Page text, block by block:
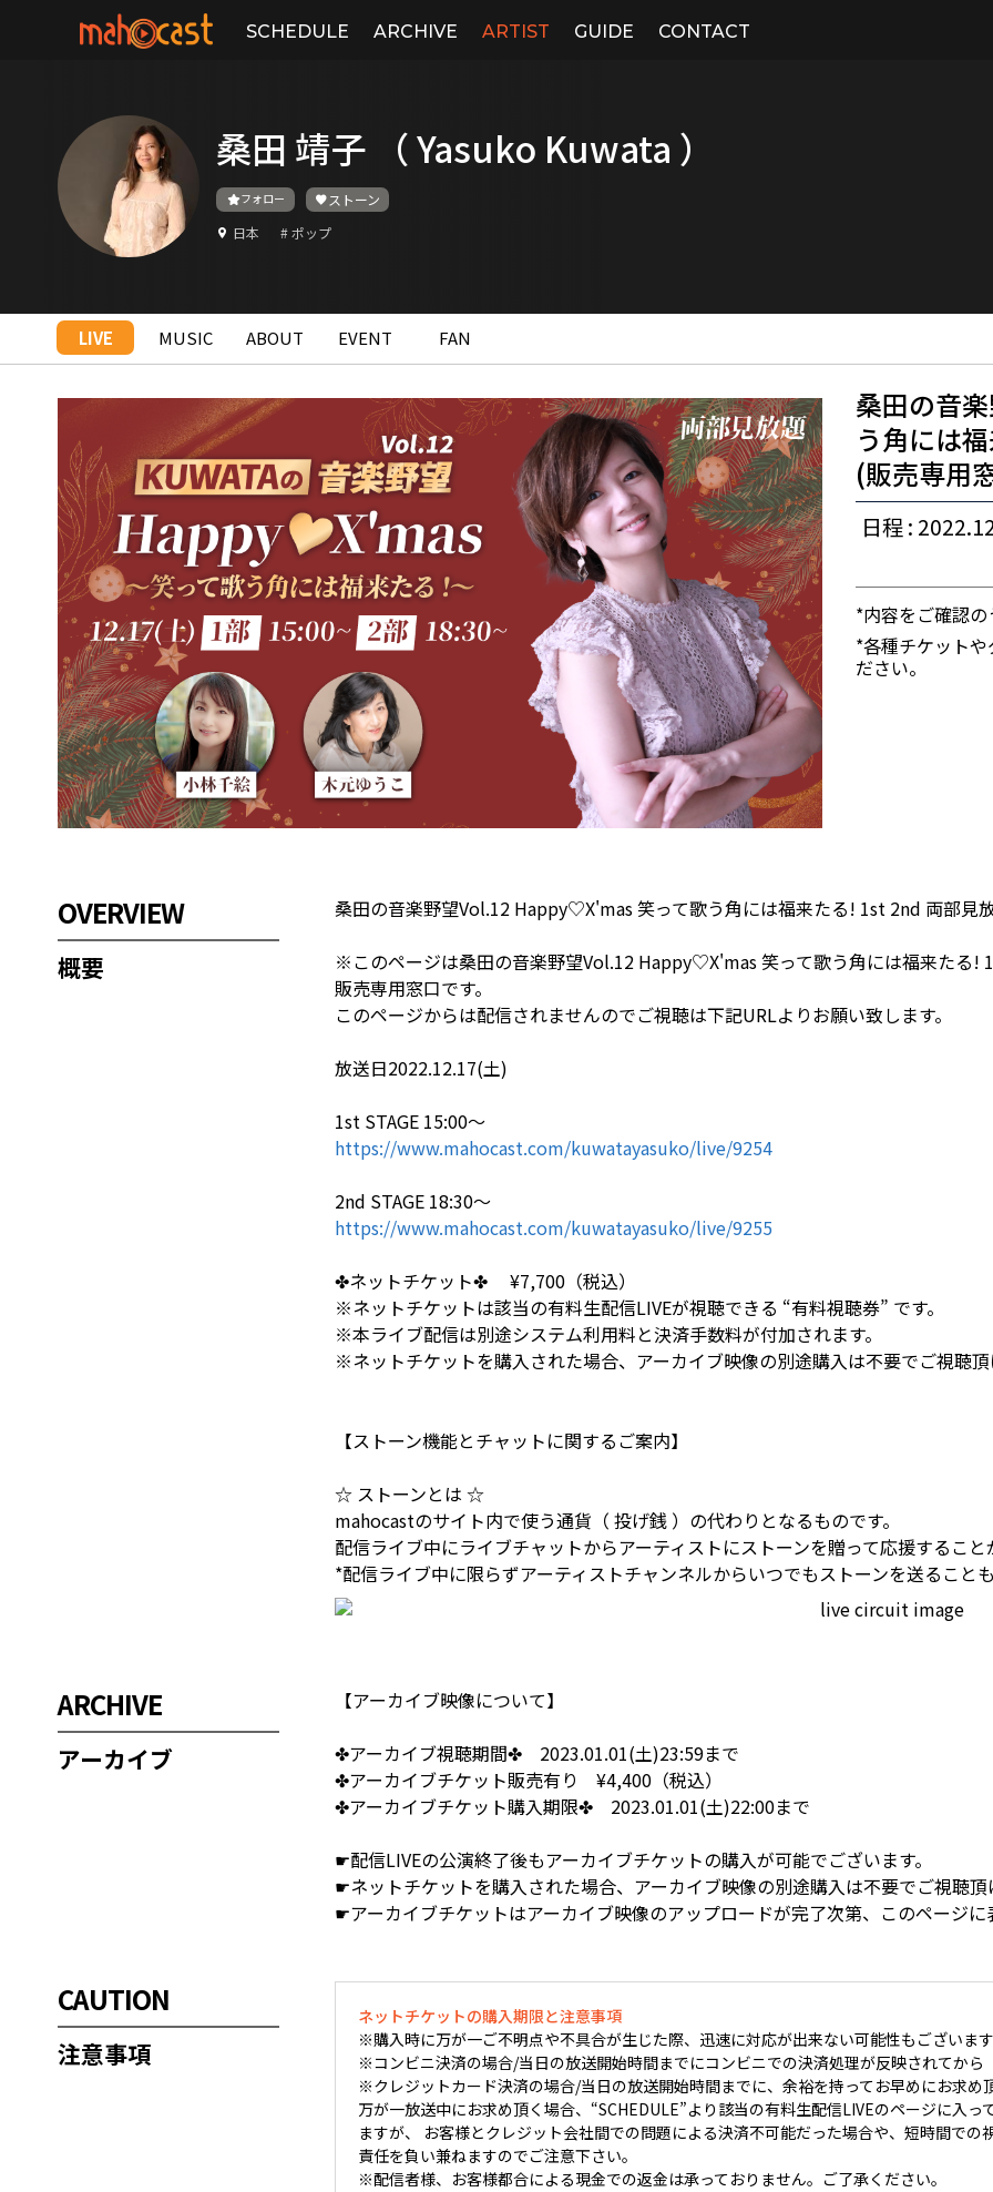
SCHEDULE ARCHIVE ARTIST GUIDE CONTACT
桑田 靖子 （ Yasuko Kuwata ）
フォロー
ストーン
日本
# ポップ
LIVE MUSIC ABOUT EVENT FAN
桑田の音
う角には
(販売専用
日程 :
*内容をご確認
*各種チケット
ださい。
OVERVIEW
概要
桑田の音楽野望Vol.12 Happy♡X'mas 笑って歌う角には福来たる! 1st 2nd 両部見
※このページは桑田の音楽野望Vol.12 Happy♡X'mas 笑って歌う角には福来たる!
販売専用窓口です。
このページからは配信されませんのでご視聴は下記URLよりお願い致します。
放送日2022.12.17(土)
1st STAGE 15:00〜
https://www.mahocast.com/kuwatayasuko/live/9254
2nd STAGE 18:30〜
https://www.mahocast.com/kuwatayasuko/live/9255
✤ネットチケット✤ ¥7,700（税込）
※ネットチケットは該当の有料生配信LIVEが視聴できる “有料視聴券” です。
※本ライブ配信は別途システム利用料と決済手数料が付加されます。
※ネットチケットを購入された場合、アーカイブ映像の別途購入は不要でご視聴頂
【ストーン機能とチャットに関するご案内】
☆ ストーンとは ☆
mahocastのサイト内で使う通貨（ 投げ銭 ）の代わりとなるものです。
配信ライブ中にライブチャットからアーティストにストーンを贈って応援すること
*配信ライブ中に限らずアーティストチャンネルからいつでもストーンを送ること
ARCHIVE
アーカイブ
【アーカイブ映像について】
✤アーカイブ視聴期間✤ 2023.01.01(土)23:59まで
✤アーカイブチケット販売有り ¥4,400（税込）
✤アーカイブチケット購入期限✤ 2023.01.01(土)22:00まで
☛配信LIVEの公演終了後もアーカイブチケットの購入が可能でございます。
☛ネットチケットを購入された場合、アーカイブ映像の別途購入は不要でご視聴頂
☛アーカイブチケットはアーカイブ映像のアップロードが完了次第、このページ
CAUTION
注意事項
ネットチケットの購入期限と注意事項
※購入時に万が一ご不明点や不具合が生じた際、迅速に対応が出来ない可能性もございま
※コンビニ決済の場合/当日の放送開始時間までにコンビニでの決済処理が反映されてか
※クレジットカード決済の場合/当日の放送開始時間までに、余裕を持ってお早めにお求め
万が一放送中にお求め頂く場合、“SCHEDULE”より該当の有料生配信LIVEのページに入
ますが、 お客様とクレジット会社間での問題による決済不可能だった場合や、短時間で
責任を負い兼ねますのでご注意下さい。
※配信者様、お客様都合による現金での返金は承っておりません。ご了承ください。